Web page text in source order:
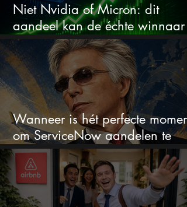
Niet Nvidia of Micron: dit
aandeel kan de échte winnaar
van de AI-race worden
Wanneer is hét perfecte moment
om ServiceNow aandelen te
kopen?